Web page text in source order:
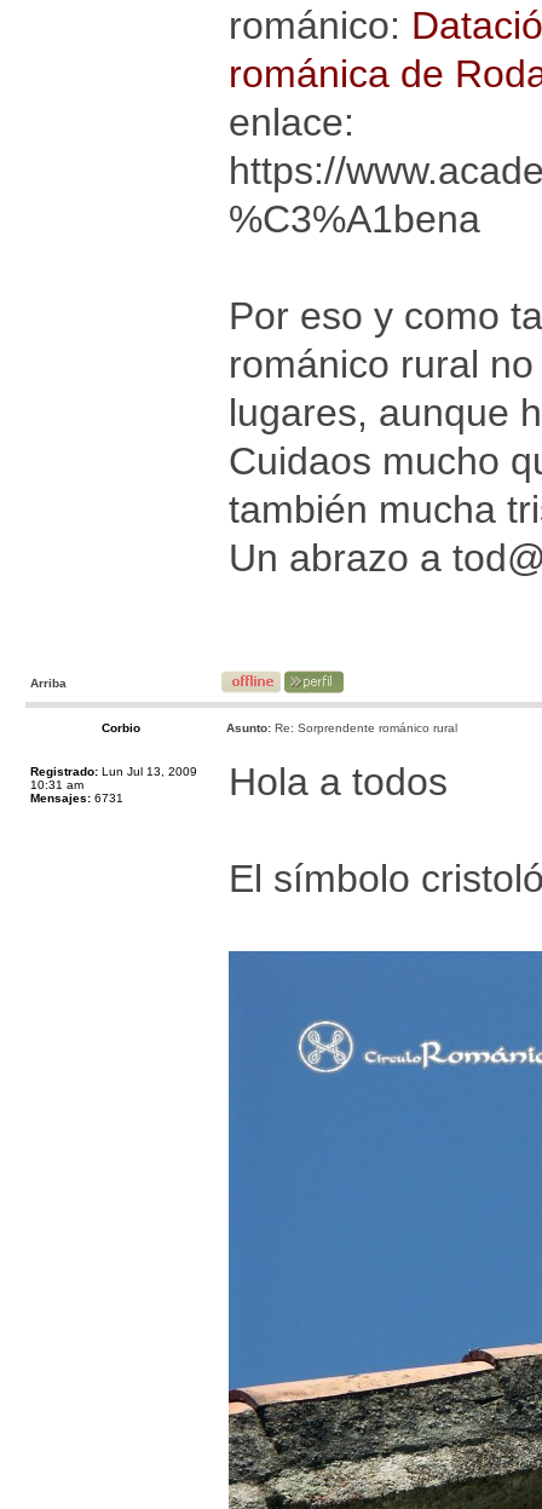
románico:
románica de
enlace:
https://
%C3%A1bena
Por eso y como
románico rural
lugares, aunque
Cuidaos mucho
también mucha
Un abrazo a
Arriba
Corbio Asunto: Re: Sorprendente románico rural
Registrado: Lun Jul 13, 2009
10:31 am
Mensajes: 6731 Hola a todos
El símbolo